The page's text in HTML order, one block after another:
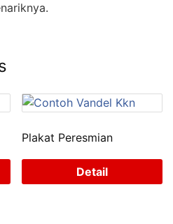
Plakat Peresmian
Detail